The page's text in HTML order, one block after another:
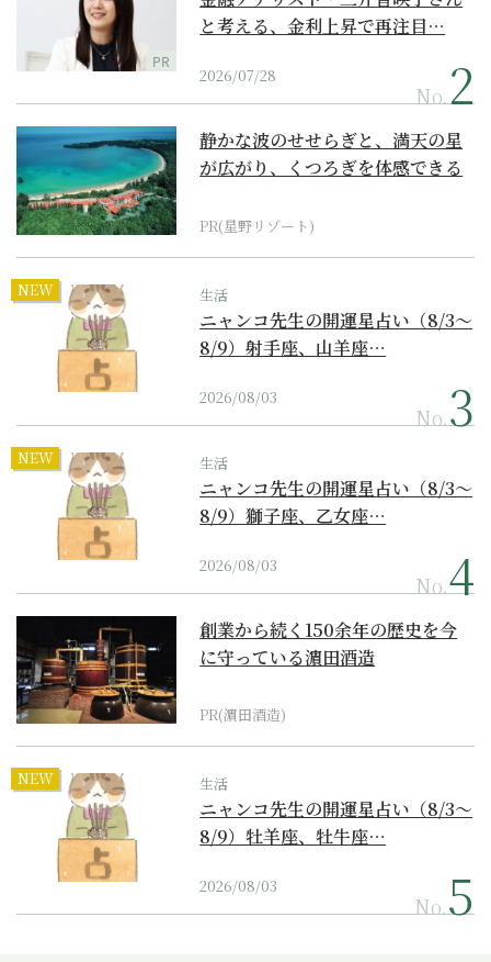
PR
と考える、金利上昇で再注目…
2026/07/28
No.
静かな波のせせらぎと、満天の星
が広がり、くつろぎを体感できる
PR(星野リゾート)
NEW 生活
ニャンコ先生の開運星占い（8/3～
8/9）射手座、山羊座…
2026/08/03
No.
NEW 生活
ニャンコ先生の開運星占い（8/3～
8/9）獅子座、乙女座…
2026/08/03
No.
創業から続く150余年の歴史を今
に守っている濵田酒造
PR(濵田酒造)
NEW 生活
ニャンコ先生の開運星占い（8/3～
8/9）牡羊座、牡牛座…
2026/08/03
No.